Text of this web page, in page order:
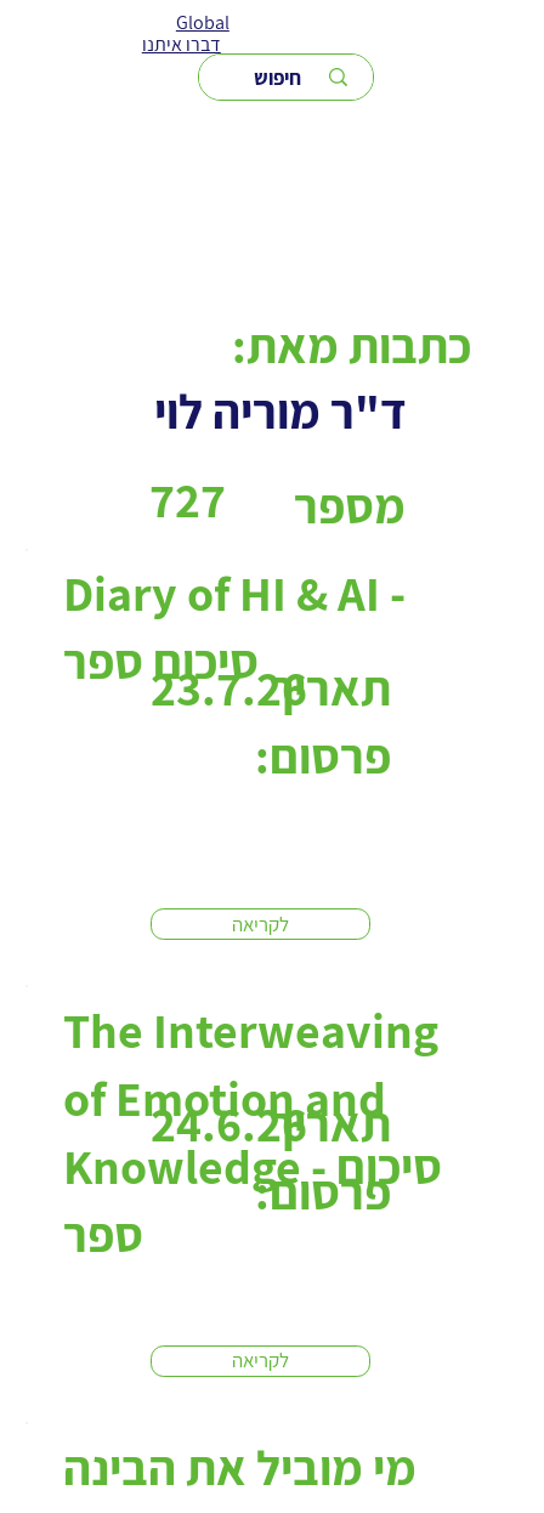
Global
דברו איתנו
ד"ר מוריה לוי
כתבות מאת:
מספר
כתבות:
727
Diary of HI & AI -
סיכום ספר
לקריאה
23.7.26תאריך
פרסום:
The Interweaving
of Emotion and
Knowledge - סיכום
ספר
לקריאה
24.6.26תאריך
פרסום:
מי מוביל את הבינה